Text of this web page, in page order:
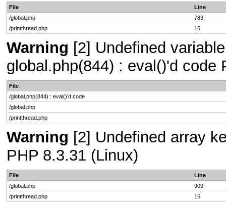
File
Line
/global.php
783
/printthread.php
16
Warning [2] Undefined
global.php(844) : eval()'d code
File
/global.php(844) : eval()'d code
/global.php
/printthread.php
Warning [2] Undefined array
PHP 8.3.31 (Linux)
File
Line
/global.php
909
/printthread.php
16